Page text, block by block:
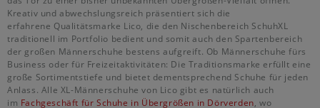
Kreativ und abwechslungsreich präsentiert sich die
erfahrene Qualitätsmarke Lico, die den Nischenbereich SchuhXL
traditionell im Portfolio bedient und somit auch den Spartenbereich
der großen Männerschuhe bestens aufgreift. Ob Männerschuhe fürs
Business oder für Freizeitaktivitäten: Die Traditionsmarke erfüllt eine
große Sortimentstiefe und bietet dementsprechend Schuhe für jeden
Anlass. Alle XL-Männerschuhe von Lico gibt es natürlich auch
im Fachgeschäft für Schuhe in Übergrößen in Dörverden, wo